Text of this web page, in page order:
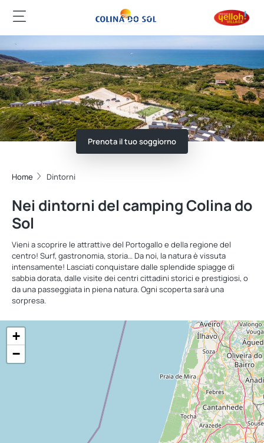
Prenota il tuo soggiorno
Home Dintorni
Nei dintorni del camping Colina do
Sol
Vieni a scoprire le attrattive del Portogallo e della regione del
centro! Surf, gastronomia, storia… Da noi, la natura è vissuta
intensamente! Lasciati conquistare dalle splendide spiagge di
sabbia dorata, dalle visite dei centri cittadini storici e prestigiosi, o
da una passeggiata in piena natura. Ogni scoperta sarà una
sorpresa.
+
−